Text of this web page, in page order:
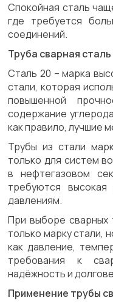
Спокойная сталь
где требуется
соединений.
Труба сварная сталь
Сталь 20 – марка
стали, которая
повышенной
содержание
как правило, лучшие
Трубы из стали
только для систем
в нефтегазовом
требуются
давлениям.
При выборе сварных
только марку стали,
как давление,
требования к
надёжность и
Применение трубы